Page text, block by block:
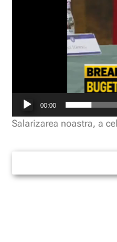
00:00
Salarizarea noastra, a